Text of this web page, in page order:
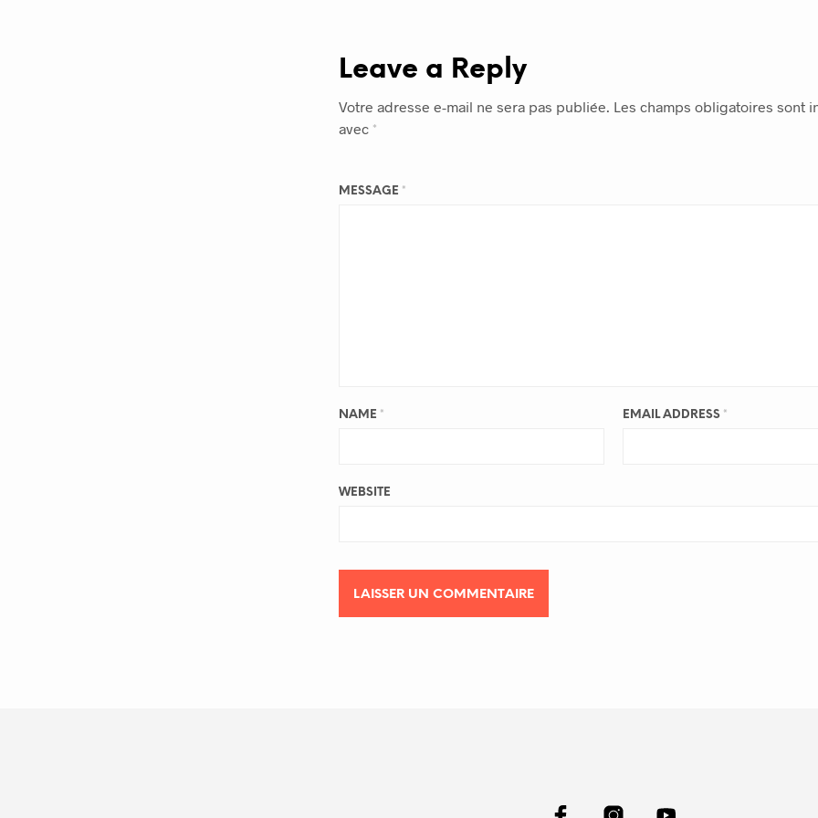
Leave a Reply
Votre adresse e-mail ne sera pas publiée. Les champs obligatoires sont
avec *
MESSAGE *
NAME * EMAIL ADDRESS *
WEBSITE